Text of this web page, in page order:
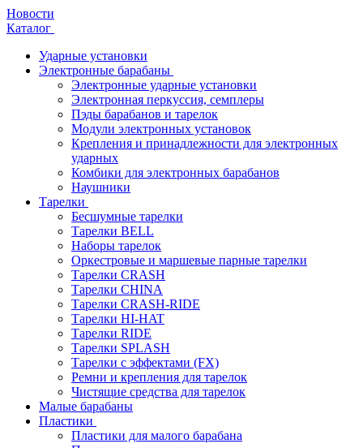
Новости
Каталог
Ударные установки
Электронные барабаны
Электронные ударные установки
Электронная перкуссия, семплеры
Пэды барабанов и тарелок
Модули электронных установок
Крепления и принадлежности для электронных
ударных
Комбики для электронных барабанов
Наушники
Тарелки
Бесшумные тарелки
Тарелки BELL
Наборы тарелок
Оркестровые и маршевые парные тарелки
Тарелки CRASH
Тарелки CHINA
Тарелки CRASH-RIDE
Тарелки HI-HAT
Тарелки RIDE
Тарелки SPLASH
Тарелки с эффектами (FX)
Ремни и крепления для тарелок
Чистящие средства для тарелок
Малые барабаны
Пластики
Пластики для малого барабана